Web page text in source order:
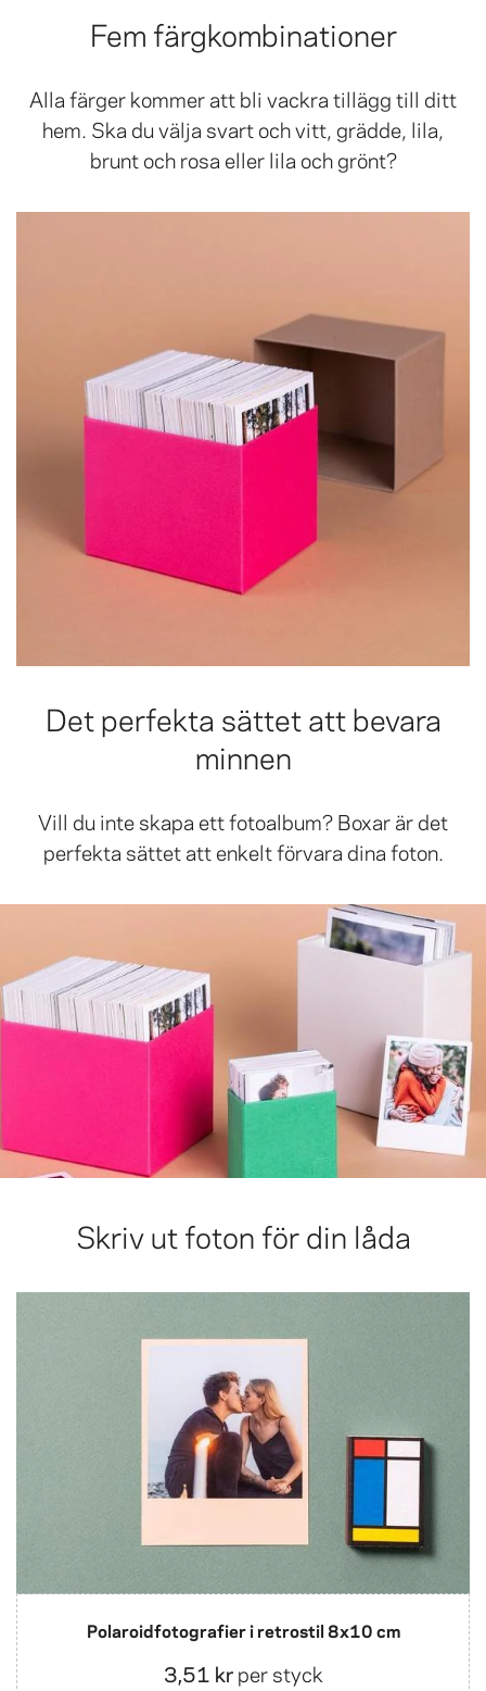
Fem färgkombinationer
Alla färger kommer att bli vackra tillägg till ditt
hem. Ska du välja svart och vitt, grädde, lila,
brunt och rosa eller lila och grönt?
Det perfekta sättet att bevara
minnen
Vill du inte skapa ett fotoalbum? Boxar är det
perfekta sättet att enkelt förvara dina foton.
Skriv ut foton för din låda
Polaroidfotografier i retrostil 8x10 cm
3,51 krper styck